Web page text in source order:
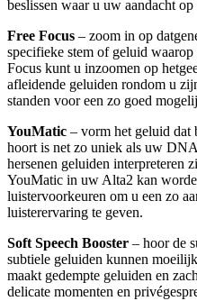
beslissen waar u uw aandacht
Free Focus – zoom in op
specifieke stem of geluid
Focus kunt u inzoomen op
afleidende geluiden rondom u
standen voor een zo goed
YouMatic – vorm het geluid dat
hoort is net zo uniek als uw
hersenen geluiden interpreteren
YouMatic in uw Alta2 kan
luistervoorkeuren om u een zo
luisterervaring te geven.
Soft Speech Booster – hoor de
subtiele geluiden kunnen
maakt gedempte geluiden en
delicate momenten en